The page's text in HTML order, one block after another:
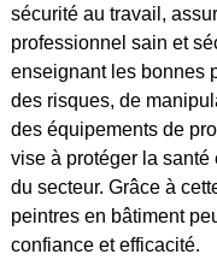
sécurité au travail,
professionnel sain et
enseignant les bonnes
des risques, de
des équipements de
vise à protéger la
du secteur. Grâce à
peintres en bâtiment
confiance et efficacité.